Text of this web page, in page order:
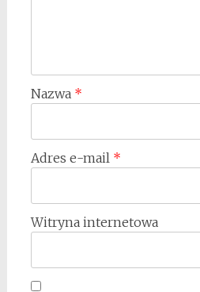
Nazwa *
Adres e-mail *
Witryna internetowa